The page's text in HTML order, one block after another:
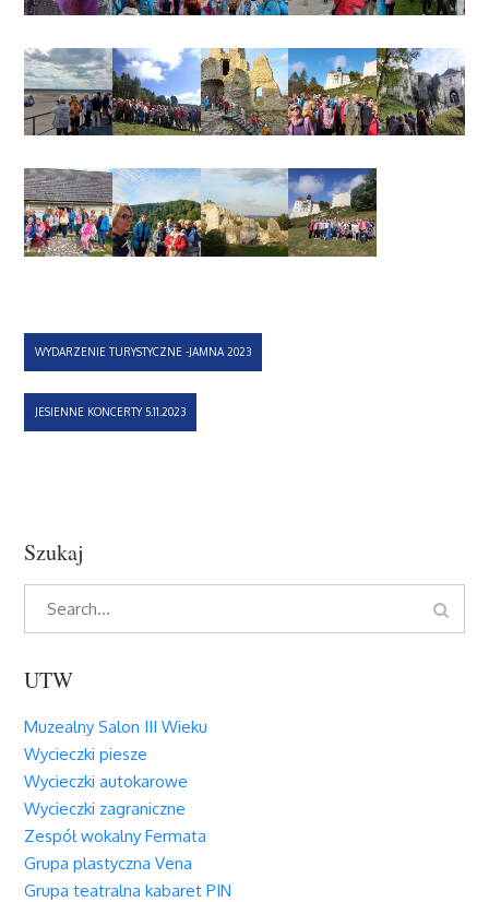
Nawigacja
wpisu
WYDARZENIE TURYSTYCZNE -JAMNA 2023
JESIENNE KONCERTY 5.11.2023
Szukaj
Search
UTW
Muzealny Salon III Wieku
Wycieczki piesze
Wycieczki autokarowe
Wycieczki zagraniczne
Zespół wokalny Fermata
Grupa plastyczna Vena
Grupa teatralna kabaret PIN